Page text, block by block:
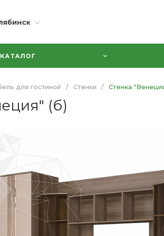
КАТАЛОГ
для гостиной / Стенки / Стенка
(б)